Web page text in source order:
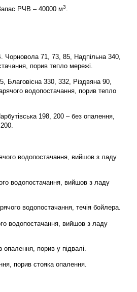
РЧВ – 40000 м3
Чорновола 71, 73, 85, Надпільна 340,
порив тепло мережі.
Благовісна 330, 332, Різдвяна 90,
водопостачання, порив тепло
198, 200 – без опалення,
водопостачання, вийшов з ладу
водопостачання, вийшов з ладу
водопостачання, течія бойлера.
водопостачання, вийшов з ладу
опалення, порив у підвалі.
порив стояка опалення.